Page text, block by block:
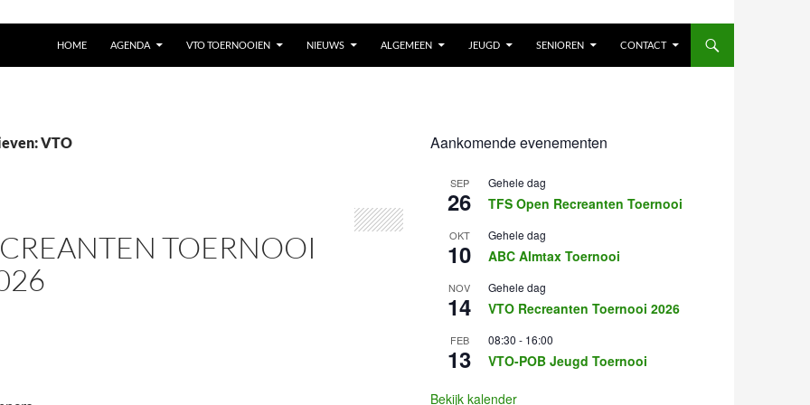
HOME AGENDA VTO TOERNOOIEN NIEUWS ALGEMEEN JEUGD SENIOREN CONTACT
VTO
TOERNOOI
Aankomende evenementen
SEP
26
Gehele dag
TFS Open Recreanten Toernooi
OKT
10
Gehele dag
ABC Almtax Toernooi
NOV
14
Gehele dag
VTO Recreanten Toernooi 2026
FEB
13
08:30 - 16:00
VTO-POB Jeugd Toernooi
Bekijk kalender